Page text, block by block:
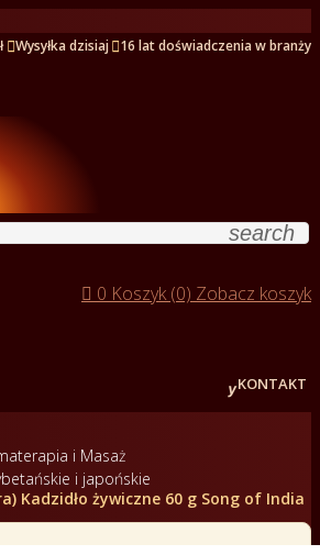
Wysyłka dzisiaj 16 lat doświadczenia w branży
search
 0 Koszyk (0) Zobacz koszyk
KONTAKT
i Masaż
i japońskie
Kadzidło żywiczne 60 g Song of India